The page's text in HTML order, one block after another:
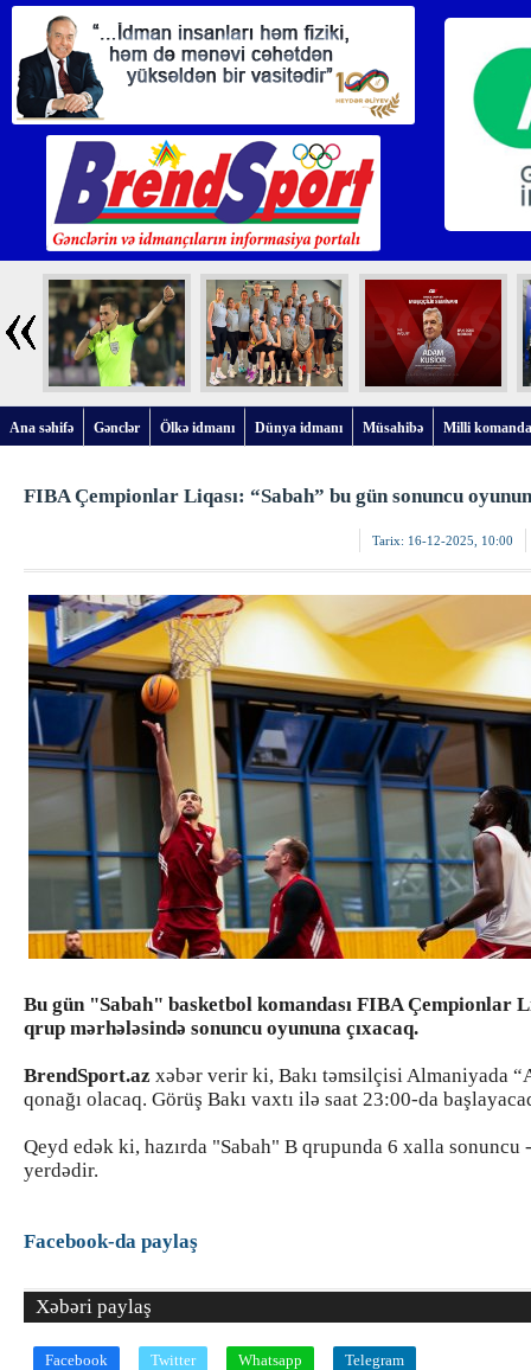
Ana səhifə Gənclər Ölkə idmanı Dünya idmanı Müsahibə Milli
FIBA Çempionlar Liqası: “Sabah” bu gün sonuncu
Tarix: 16-12-2025, 10:00
Bu gün "Sabah" basketbol komandası FIBA Çempionlar
qrup mərhələsində sonuncu oyununa çıxacaq.
BrendSport.az xəbər verir ki, Bakı təmsilçisi Almaniyada
qonağı olacaq. Görüş Bakı vaxtı ilə saat 23:00-da
Qeyd edək ki, hazırda "Sabah" B qrupunda 6 xalla sonuncu
yerdədir.
Facebook-da paylaş
Xəbəri paylaş
Facebook Twitter Whatsapp Telegram